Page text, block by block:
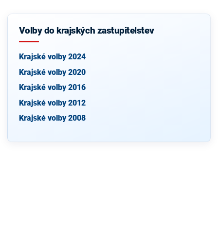
Volby do krajských zastupitelstev
Krajské volby 2024
Krajské volby 2020
Krajské volby 2016
Krajské volby 2012
Krajské volby 2008